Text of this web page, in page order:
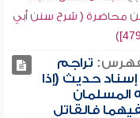
محاضرة ( شرح سنن أبي
تراجم
إسناد حديث (إذا
المسلمان
فالقاتل